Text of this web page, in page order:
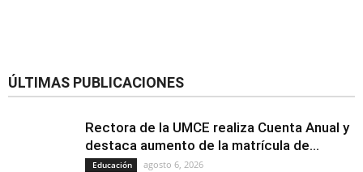
ÚLTIMAS PUBLICACIONES
Rectora de la UMCE realiza Cuenta Anual y
destaca aumento de la matrícula de...
Educación agosto 6, 2026